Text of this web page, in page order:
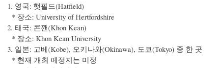
1. 영국: 햇필드(Hatfield)
* 장소: University of Hertfordshire
2. 태국: 콘깬(Khon Kean)
* 장소: Khon Kean University
3. 일본: 고베(Kobe), 오키나와(Okinawa), 도쿄(Tokyo) 중 한 곳
* 현재 개최 예정지는 미정